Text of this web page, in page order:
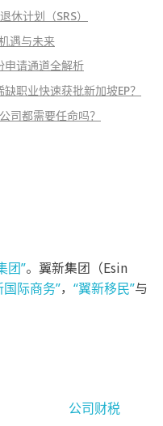
计划（SRS）
遇与未来
申请通道全解析
职业快速获批新加坡EP？
司都需要任命吗？
团”。翼新集团（Esin
国际商务”， “翼新移民”与
公司财税